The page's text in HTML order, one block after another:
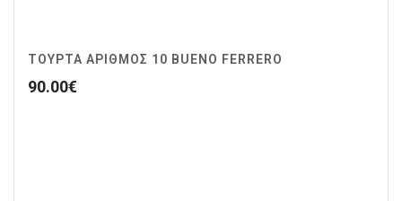
ΤΟΥΡΤΑ ΑΡΙΘΜΟΣ 10 BUENO FERRERO
90.00€